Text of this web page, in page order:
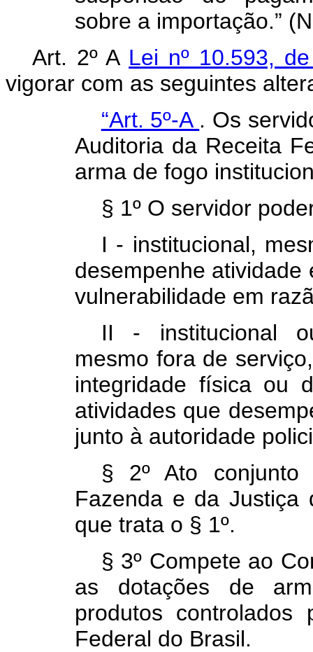
sobre a importação.”
Art. 2º A Lei nº 10.593,
vigorar com as seguintes
“Art. 5º-A . Os
Auditoria da Receita
arma de fogo
§ 1º O servidor
I - institucional,
desempenhe atividade
vulnerabilidade em
II - institucional
mesmo fora de
integridade física ou
atividades que
junto à autoridade
§ 2º Ato
Fazenda e da Justiça
que trata o § 1º.
§ 3º Compete ao
as dotações de
produtos
Federal do Brasil.